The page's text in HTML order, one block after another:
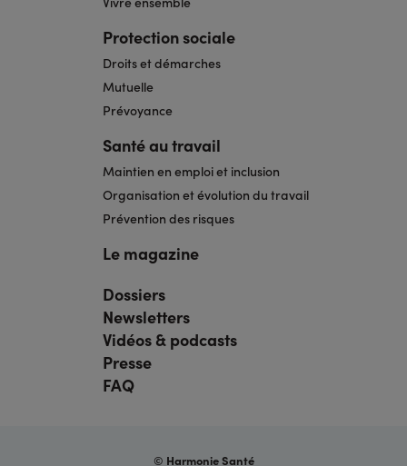
Protection sociale
Droits et démarches
Mutuelle
Prévoyance
Santé au travail
Maintien en emploi et inclusion
Organisation et évolution du travail
Prévention des risques
Le magazine
Navigation
pied
de
page
bis
Dossiers
Newsletters
Vidéos & podcasts
Presse
FAQ
© Harmonie Santé